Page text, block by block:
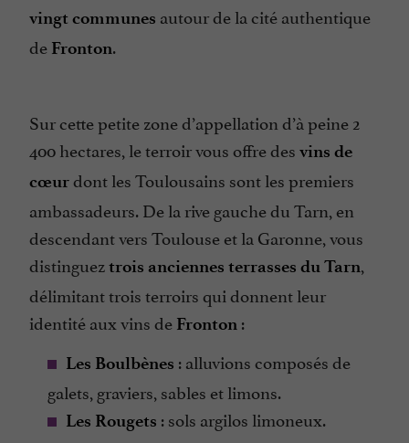
vingt communes autour de la cité authentique
de Fronton.
Sur cette petite zone d’appellation d’à peine 2
400 hectares, le terroir vous offre des vins de
cœurdont les Toulousains sont les premiers
ambassadeurs. De la rive gauche du Tarn, en
descendant vers Toulouse et la Garonne, vous
distingueztrois anciennes terrasses du Tarn,
délimitant trois terroirs qui donnent leur
identité aux vins de Fronton :
Les Boulbènes : alluvions composés de
galets, graviers, sables et limons.
Les Rougets : sols argilos limoneux.